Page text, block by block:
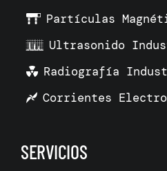
Partículas
Ultrasonido
Radiografía
Corrientes
SERVICIOS